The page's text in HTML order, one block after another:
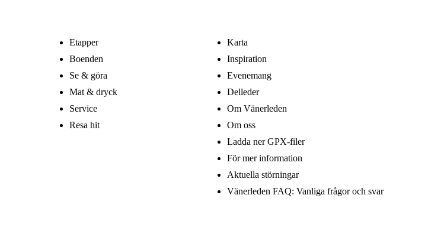
Etapper
Boenden
Se & göra
Mat & dryck
Service
Resa hit
Karta
Inspiration
Evenemang
Delleder
Om Vänerleden
Om oss
Ladda ner GPX-filer
För mer information
Aktuella störningar
Vänerleden FAQ: Vanliga frågor och svar